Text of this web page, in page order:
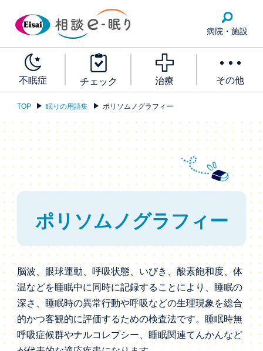
病院・施設
不眠症 チェック 治療 その他
TOP 眠りの用語集 ポリソムノグラフィー
ポリソムノグラフィー
脳波、眼球運動、呼吸状態、いびき、酸素飽和度、体
温などを睡眠中に同時に記録することにより、睡眠の
深さ、睡眠時の異常行動や呼吸などの生理現象を総合
的かつ客観的に評価するための検査法です。睡眠時無
呼吸症候群やナルコレプシー、睡眠関連てんかんなど